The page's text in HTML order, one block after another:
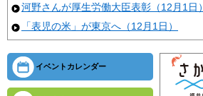
河野さんが厚生労働大臣表彰（12月1日）
「表児の米」が東京へ（12月1日）
イベントカレンダー